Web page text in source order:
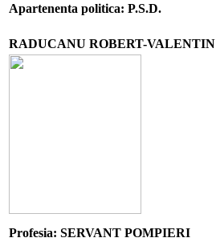
Apartenenta politica: P.S.D.
RADUCANU ROBERT-VALENTIN
Profesia: SERVANT POMPIERI